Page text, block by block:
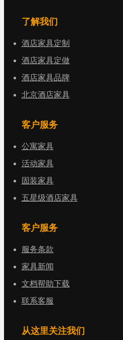
了解我们
酒店家具定制
酒店家具定做
酒店家具品牌
北京酒店家具
客户服务
公寓家具
活动家具
固装家具
五星级酒店家具
客户服务
服务条款
家具新闻
文档帮助下载
联系客服
从这里关注我们